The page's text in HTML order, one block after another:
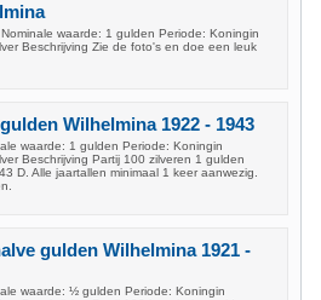
waarde: 1 gulden Periode: Koningin
Beschrijving Zie de foto's en doe een leuk
Wilhelmina 1922 - 1943
waarde: 1 gulden Periode: Koningin
Beschrijving Partij 100 zilveren 1 gulden
D. Alle jaartallen minimaal 1 keer aanwezig.
gulden Wilhelmina 1921 -
waarde: ½ gulden Periode: Koningin